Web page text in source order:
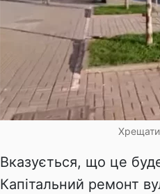
Вказується, що це
Капітальний ремонт